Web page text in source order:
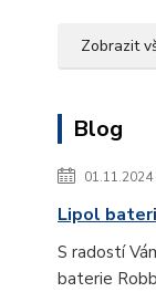
Zobrazit
Blog
01.11.2024
Lipol
S radostí
baterie